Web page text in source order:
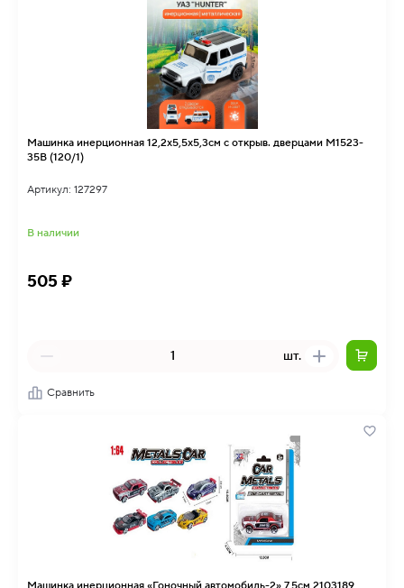
Машинка инерционная 12,2х5,5х5,3см с открыв. дверцами M1523-
35B (120/1)
Артикул: 127297
В наличии
505 ₽
шт.
Сравнить